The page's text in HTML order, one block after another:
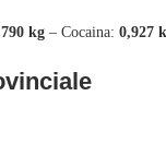
kg – Cocaina: 0,927